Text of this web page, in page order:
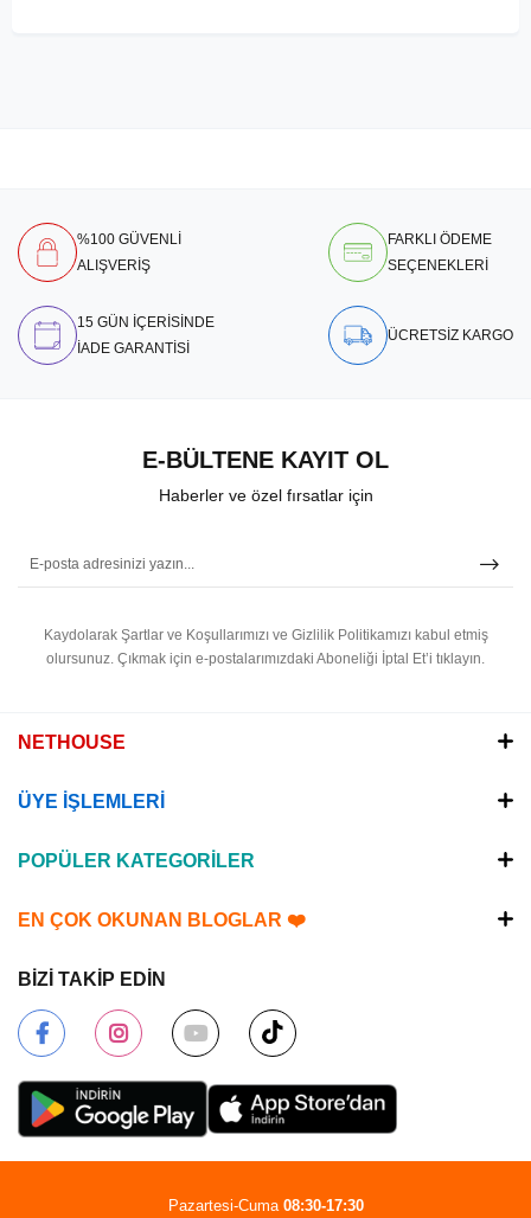
%100 GÜVENLİ
ALIŞVERİŞ
FARKLI ÖDEME
SEÇENEKLERİ
15 GÜN İÇERİSİNDE
İADE GARANTİSİ
ÜCRETSİZ KARGO
E-BÜLTENE KAYIT OL
Haberler ve özel fırsatlar için
Kaydolarak Şartlar ve Koşullarımızı ve Gizlilik Politikamızı kabul etmiş
olursunuz. Çıkmak için e-postalarımızdaki Aboneliği İptal Et’i tıklayın.
NETHOUSE
ÜYE İŞLEMLERİ
POPÜLER KATEGORİLER
EN ÇOK OKUNAN BLOGLAR ❤️
BİZİ TAKİP EDİN
Pazartesi-Cuma 08:30-17:30